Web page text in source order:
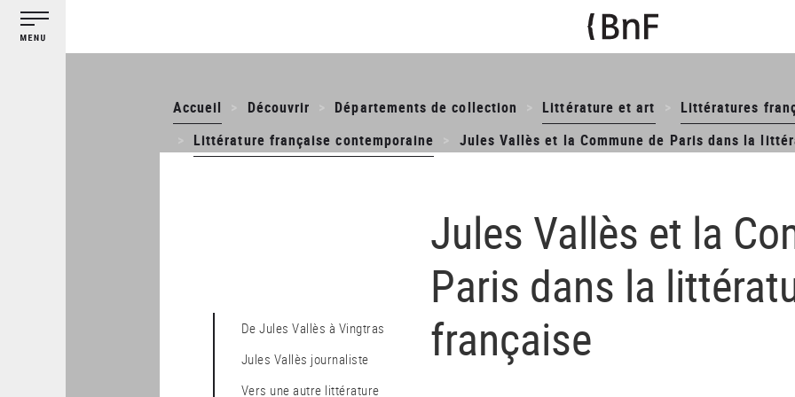
contenu
Accueil Découvrir Départements de collection Littérature et art
Littératures
Littérature française contemporaine
Jules Vallès et la Commune de Paris dans la
De Jules Vallès à Vingtras
Jules Vallès journaliste
Vers une autre littérature
Jules Vallès et la
Paris dans la
française
Gestion des cookies